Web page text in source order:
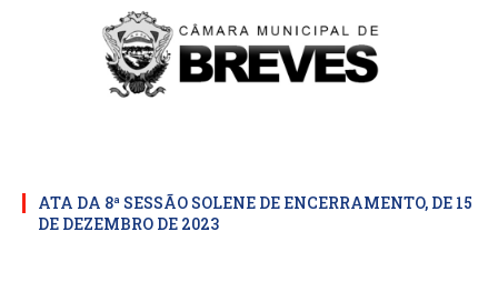
ATA DA 8ª SESSÃO SOLENE DE ENCERRAMENTO, DE 15
DE DEZEMBRO DE 2023